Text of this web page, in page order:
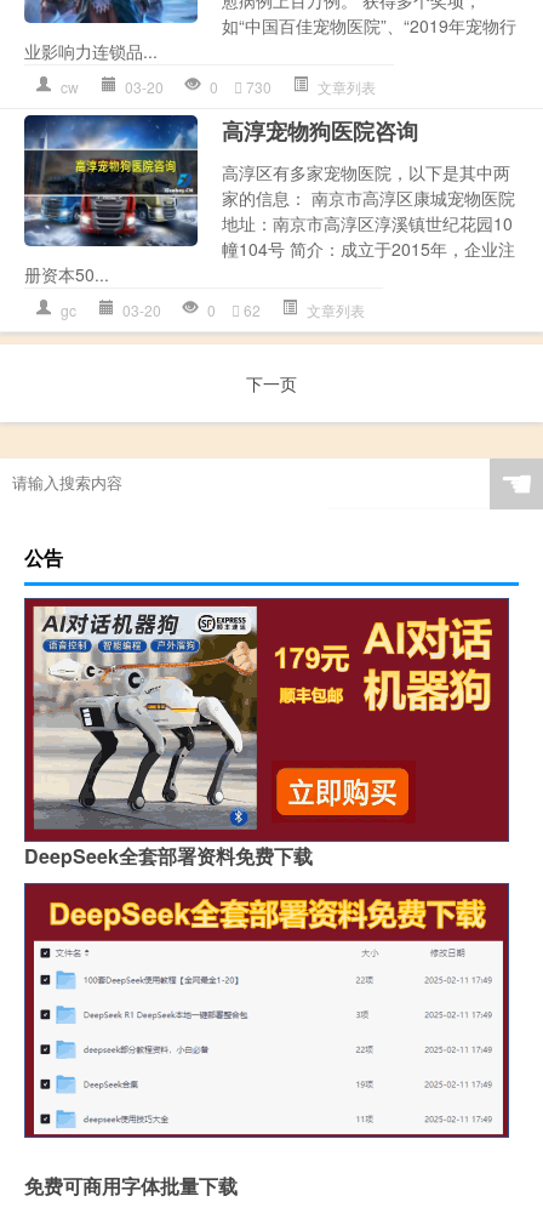
如“中国百佳宠物医院”、“2019年宠物行
业影响力连锁品...
cw 03-20 0 730 文章列表
高淳宠物狗医院咨询
高淳区有多家宠物医院，以下是其中两
家的信息： 南京市高淳区康城宠物医院
地址：南京市高淳区淳溪镇世纪花园10
幢104号 简介：成立于2015年，企业注
册资本50...
gc 03-20 0 62 文章列表
下一页
☚
公告
DeepSeek全套部署资料免费下载
免费可商用字体批量下载